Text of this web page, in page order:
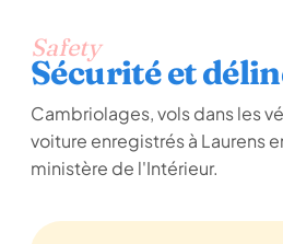
Safety
Sécurité et
Cambriolages, vols dans les
voiture enregistrés à Laurens
ministère de l'Intérieur.